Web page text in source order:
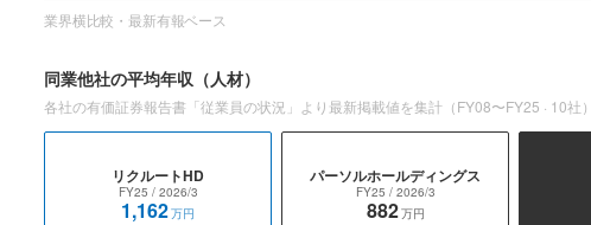
業界横比較・最新有報ベース
同業他社の平均年収 （人材）
各社の有価証券報告書「従業員の状況」より最新掲載値を集計（FY08〜FY25 · 10社
リクルートHD
FY25 / 2026/3
1,162万円
パーソルホールディングス
FY25 / 2026/3
882万円